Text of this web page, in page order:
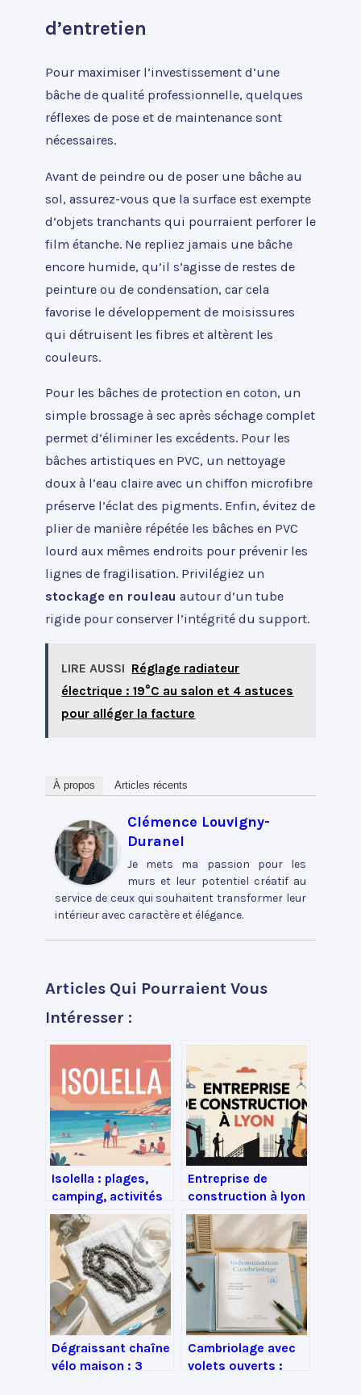
d’entretien
Pour maximiser l’investissement d’une
bâche de qualité professionnelle, quelques
réflexes de pose et de maintenance sont
nécessaires.
Avant de peindre ou de poser une bâche au
sol, assurez-vous que la surface est exempte
d’objets tranchants qui pourraient perforer le
film étanche. Ne repliez jamais une bâche
encore humide, qu’il s’agisse de restes de
peinture ou de condensation, car cela
favorise le développement de moisissures
qui détruisent les fibres et altèrent les
couleurs.
Pour les bâches de protection en coton, un
simple brossage à sec après séchage complet
permet d’éliminer les excédents. Pour les
bâches artistiques en PVC, un nettoyage
doux à l’eau claire avec un chiffon microfibre
préserve l’éclat des pigments. Enfin, évitez de
plier de manière répétée les bâches en PVC
lourd aux mêmes endroits pour prévenir les
lignes de fragilisation. Privilégiez un
stockage en rouleau autour d’un tube
rigide pour conserver l’intégrité du support.
LIRE AUSSI Réglage radiateur
électrique : 19°C au salon et 4 astuces
pour alléger la facture
À propos Articles récents
Clémence Louvigny-
Duranel
Je mets ma passion pour les
murs et leur potentiel créatif au
service de ceux qui souhaitent transformer leur
intérieur avec caractère et élégance.
Articles Qui Pourraient Vous
Intéresser :
Isolella : plages,
camping, activités
et secrets d’un
joyau corse
Entreprise de
construction à lyon
: comment choisir
le bon partenaire
travaux
Dégraissant chaîne
vélo maison : 3
Cambriolage avec
volets ouverts :